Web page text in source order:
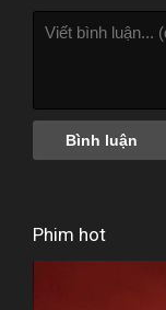
Phim hot